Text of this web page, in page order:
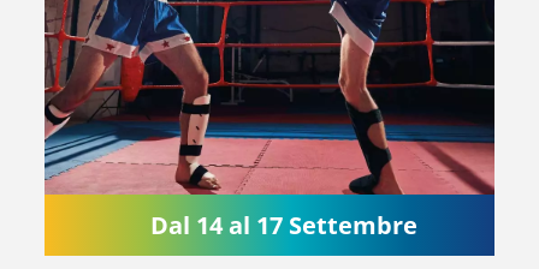
Dal 14 al 17 Settembre